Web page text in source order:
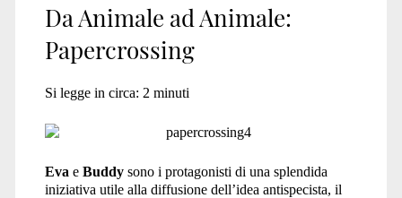
<span>eva</span>
Da Animale ad Animale:
Papercrossing
Si legge in circa: 2 minuti
Eva e Buddysono i protagonisti di una splendida
iniziativa utile alla diffusione dell’idea antispecista, il